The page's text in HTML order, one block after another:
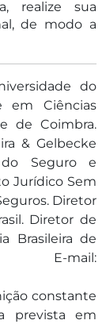
realize sua
de modo a
do
em Ciências
de Coimbra.
& Gelbecke
do Seguro e
Jurídico Sem
Diretor
Diretor de
Brasileira de
mail:
constante
prevista em